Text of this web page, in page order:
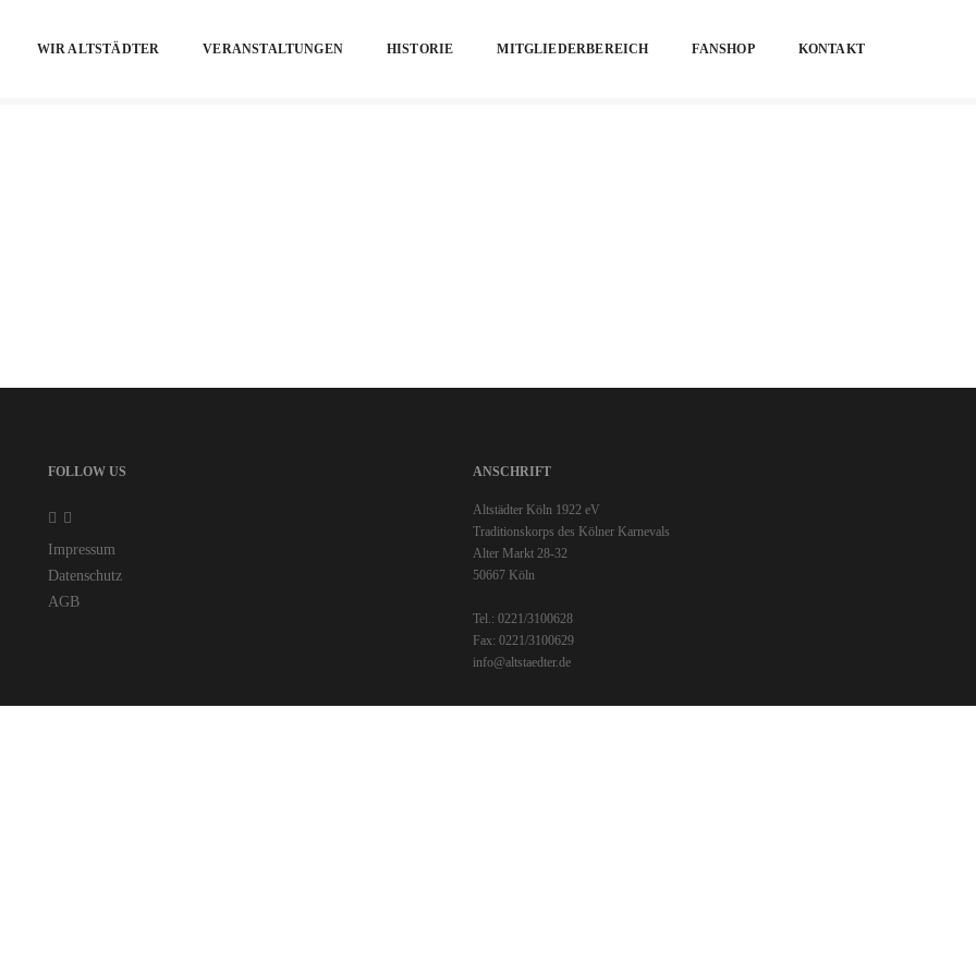
WIR ALTSTÄDTER VERANSTALTUNGEN HISTORIE MITGLIEDERBEREICH FANSHOP KONTAKT
Home Category 2
FOLLOW US
Impressum
Datenschutz
AGB
ANSCHRIFT
Altstädter Köln 1922 eV
Traditionskorps des Kölner Karnevals
Alter Markt 28-32
50667 Köln
Tel.: 0221/3100628
Fax: 0221/3100629
info@altstaedter.de